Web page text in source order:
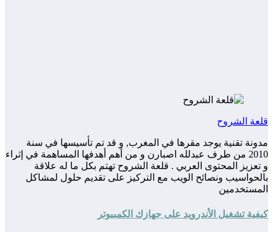
قلعة الشروح
مدونة تقنية يوجد مقرها في المغرب, و قد تم تأسيسها في سنة
2010 من طرف عبدلله اصبارن و من أهم أهدفها المساهمة في إثراء
و تعزيز المحتوى العربي . قلعة الشروح تهتم بكل ما له علاقة
بالحواسيب ونصائح الويب مع التركيز على تقديم حلول لمشاكل
المستخدمين
كيفية تشغيل الأندرويد على جهازك الكمبيوتر